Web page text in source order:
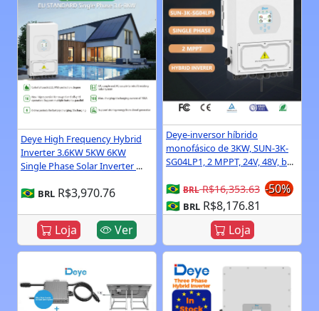
Deye High Frequency Hybrid
Inverter 3.6KW 5KW 6KW
Single Phase Solar Inverter ...
🇧🇷 BRL R$3,970.76
Loja Ver
Deye-inversor híbrido
monofásico de 3KW, SUN-3K-
SG04LP1, 2 MPPT, 24V, 48V, b...
🇧🇷 BRLR$16,353.63 -50%
🇧🇷 BRL R$8,176.81
Loja